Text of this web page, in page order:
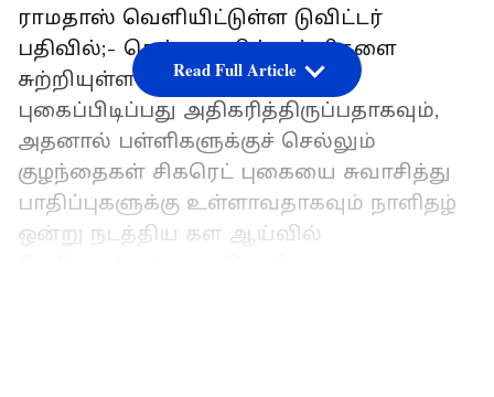
ராமதாஸ் வெளியிட்டுள்ள டுவிட்டர்
பதிவில்;- சென்னையில் பள்ளிகளை
சுற்றியுள்ள பொது இடங்களில்
புகைப்பிடிப்பது அதிகரித்திருப்பதாகவும்,
அதனால் பள்ளிகளுக்குச் செல்லும்
குழந்தைகள் சிகரெட் புகையை சுவாசித்து
பாதிப்புகளுக்கு உள்ளாவதாகவும் நாளிதழ்
ஒன்று நடத்திய கள ஆய்வில்
Read Full Article